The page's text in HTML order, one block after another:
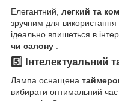
Елегантний, легкий та
зручним для
ідеально впишеться в
чи салону
5️⃣ Інтелектуальний
Лампа оснащена
вибирати оптимальний час